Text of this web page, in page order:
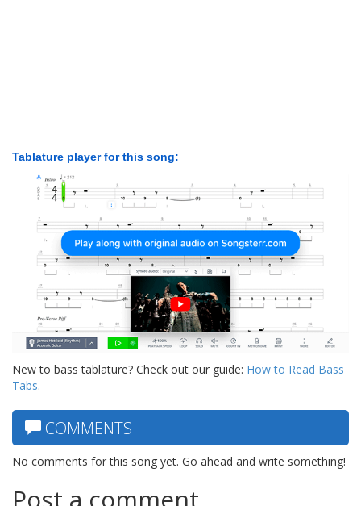
Tablature player for this song:
New to bass tablature? Check out our guide: How to Read Bass
Tabs.
COMMENTS
No comments for this song yet. Go ahead and write something!
Post a comment